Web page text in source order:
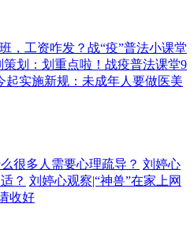
，工资咋发？战“疫”普法小课堂
策划：划重点啦！战疫普法课堂9
实施新规：未成年人要做医美
很多人需要心理疏导？ 刘婷心
？ 刘婷心观察|“神兽”在家上网
收好